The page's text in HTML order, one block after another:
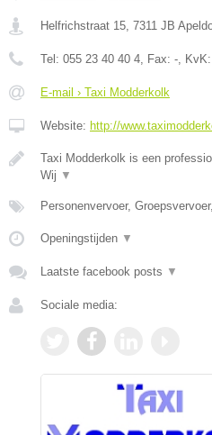
Helfrichstraat 15, 7311 JB
Tel: 055 23 40 40 4, Fax: -, KvK:
E-mail › Taxi Modderkolk
Website: http://
Taxi Modderkolk is een
Wij ▼
Personenvervoer,
Openingstijden ▼
Laatste facebook posts ▼
Sociale media: